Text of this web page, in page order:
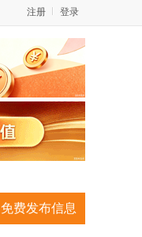
登录
注册
免费发布信息